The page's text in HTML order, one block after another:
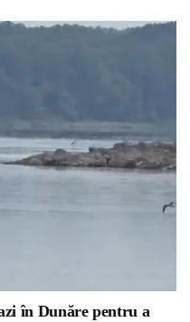
în Dunăre pentru a